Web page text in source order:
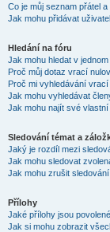
Co je můj seznam přátel a
Jak mohu přidávat
Hledání na fóru
Jak mohu hledat v
Proč můj dotaz vrací
Proč mi vyhledávání
Jak mohu vyhledávat
Jak mohu najít své
Sledování témat a
Jaký je rozdíl mezi
Jak mohu sledovat
Jak mohu zrušit
Přílohy
Jaké přílohy jsou
Jak si mohu zobrazit